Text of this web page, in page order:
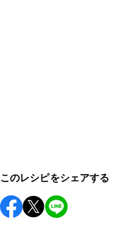
このレシピをシェアする